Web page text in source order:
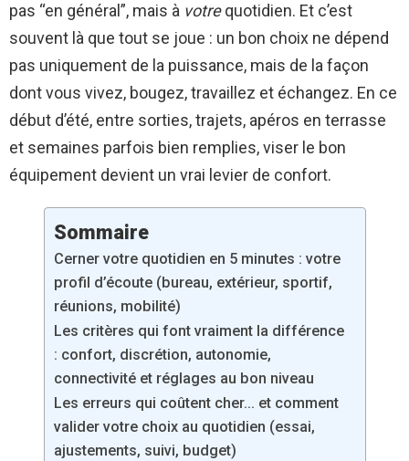
pas “en général”, mais à votrequotidien. Et c’est
souvent là que tout se joue : un bon choix ne dépend
pas uniquement de la puissance, mais de la façon
dont vous vivez, bougez, travaillez et échangez. En ce
début d’été, entre sorties, trajets, apéros en terrasse
et semaines parfois bien remplies, viser le bon
équipement devient un vrai levier de confort.
Sommaire
Cerner votre quotidien en 5 minutes : votre
profil d’écoute (bureau, extérieur, sportif,
réunions, mobilité)
Les critères qui font vraiment la différence
: confort, discrétion, autonomie,
connectivité et réglages au bon niveau
Les erreurs qui coûtent cher… et comment
valider votre choix au quotidien (essai,
ajustements, suivi, budget)